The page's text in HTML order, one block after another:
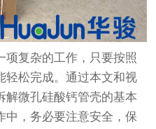
项复杂的工作，只要按照
轻松完成。通过本文和视
解微孔硅酸钙管壳的基本
中，务必要注意安全，保